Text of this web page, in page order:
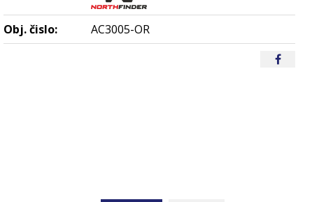
Obj. čislo: AC3005-OR